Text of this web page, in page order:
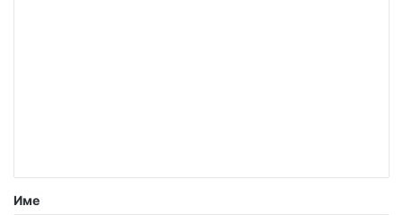
р
Име